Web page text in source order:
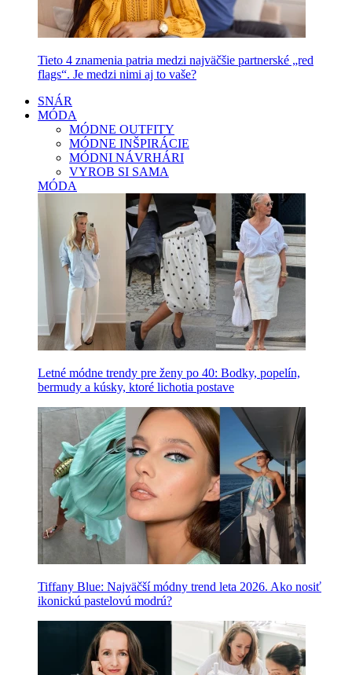
Tieto 4 znamenia patria medzi najväčšie partnerské „red
flags“. Je medzi nimi aj to vaše?
SNÁR
MÓDA
MÓDNE OUTFITY
MÓDNE INŠPIRÁCIE
MÓDNI NÁVRHÁRI
VYROB SI SAMA
MÓDA
Letné módne trendy pre ženy po 40: Bodky, popelín,
bermudy a kúsky, ktoré lichotia postave
Tiffany Blue: Najväčší módny trend leta 2026. Ako nosiť
ikonickú pastelovú modrú?